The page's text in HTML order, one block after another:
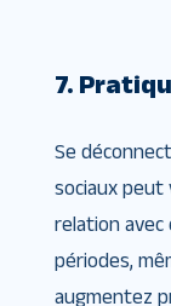
7.
Se
sociaux
relation avec
périodes,
augmentez